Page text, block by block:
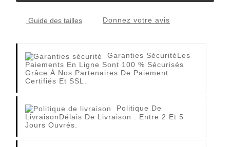
Guide des tailles Donnez votre avis
Garanties SécuritéLes
Paiements En Ligne Sont 100 % Sécurisés
Grâce À Nos Partenaires De Paiement
Certifiés Et SSL.
Politique De
LivraisonDélais De Livraison : Entre 2 Et 5
Jours Ouvrés.